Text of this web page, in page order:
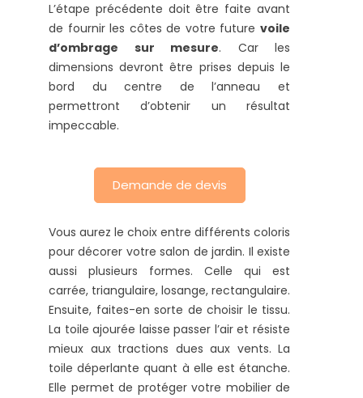
L’étape précédente doit être faite avant
de fournir les côtes de votre future voile
d’ombrage sur mesure. Car les
dimensions devront être prises depuis le
bord du centre de l’anneau et
permettront d’obtenir un résultat
impeccable.
Demande de devis
Vous aurez le choix entre différents coloris
pour décorer votre salon de jardin. Il existe
aussi plusieurs formes. Celle qui est
carrée, triangulaire, losange, rectangulaire.
Ensuite, faites-en sorte de choisir le tissu.
La toile ajourée laisse passer l’air et résiste
mieux aux tractions dues aux vents. La
toile déperlante quant à elle est étanche.
Elle permet de protéger votre mobilier de